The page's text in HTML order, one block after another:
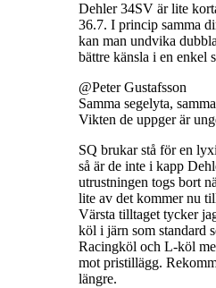
Dehler 34SV är lite
36.7. I princip samma
kan man undvika
bättre känsla i en enkel
@Peter Gustafsson
Samma segelyta,
Vikten de uppger är
SQ brukar stå för en
så är de inte i kapp
utrustningen togs bort
lite av det kommer nu
Värsta tilltaget tycker
köl i järn som standard
Racingköl och L-köl
mot pristillägg.
längre.